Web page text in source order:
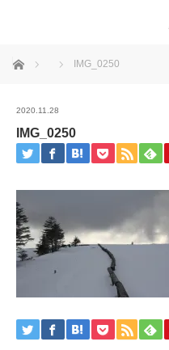
ホーム IMG_0250
2020.11.28
IMG_0250